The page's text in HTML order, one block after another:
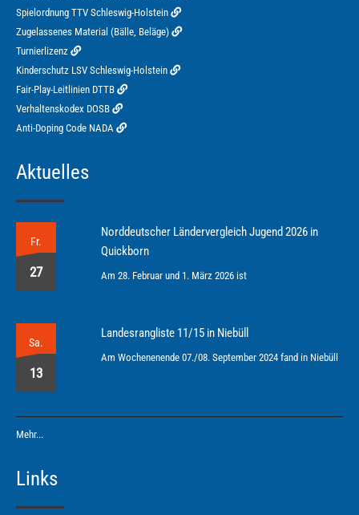
Spielordnung TTV Schleswig-Holstein
Zugelassenes Material (Bälle, Beläge)
Turnierlizenz
Kinderschutz LSV Schleswig-Holstein
Fair-Play-Leitlinien DTTB
Verhaltenskodex DOSB
Anti-Doping Code NADA
Aktuelles
Fr.
27
Norddeutscher Ländervergleich Jugend 2026 in
Quickborn
Am 28. Februar und 1. März 2026 ist
Sa.
13
Landesrangliste 11/15 in Niebüll
Am Wochenenende 07./08. September 2024 fand in Niebüll
Mehr...
Links